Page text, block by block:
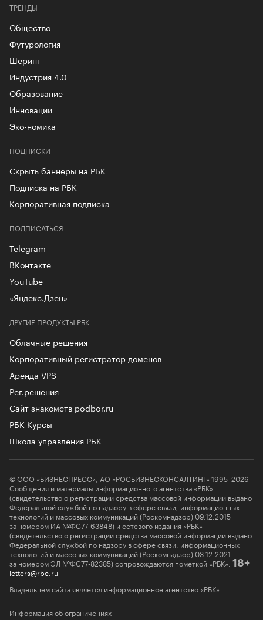
ТРЕНДЫ
Общество
Футурология
Шеринг
Индустрия 4.0
Образование
Инновации
Эко-номика
ПОДПИСКИ
Скрыть баннеры на РБК
Подписка на РБК
Корпоративная подписка
ДРУГИЕ ПРОДУКТЫ РБК
Облачные решения
Корпоративный регистратор доменов
Аренда VPS
Рег.решения
Сайт знакомств podbor.ru
РБК Курсы
Школа управления РБК
ПОДПИСАТЬСЯ
Telegram
ВКонтакте
YouTube
«Яндекс.Дзен»
© ООО «БИЗНЕСПРЕСС», АО «РОСБИЗНЕСКОНСАЛТИНГ» 1995–2026
Сообщения и материалы информационного агентства «РБК»
(свидетельство о регистрации средства массовой информации выдано
Федеральной службой по надзору в сфере связи, информационных
технологий и массовых коммуникаций (Роскомнадзор) 09.12.2015
за номером ИА №ФС77-63848) и сетевого издания «РБК»
(свидетельство о регистрации средства массовой информации выдано
Федеральной службой по надзору в сфере связи, информационных
технологий и массовых коммуникаций (Роскомнадзор) 03.12.2021
за номером ЭЛ №ФС77-82385) сопровождаются пометкой «РБК». 18+
letters@rbc.ru
Владельцем сайта является информационное агентство «РБК».
Информация об ограничениях